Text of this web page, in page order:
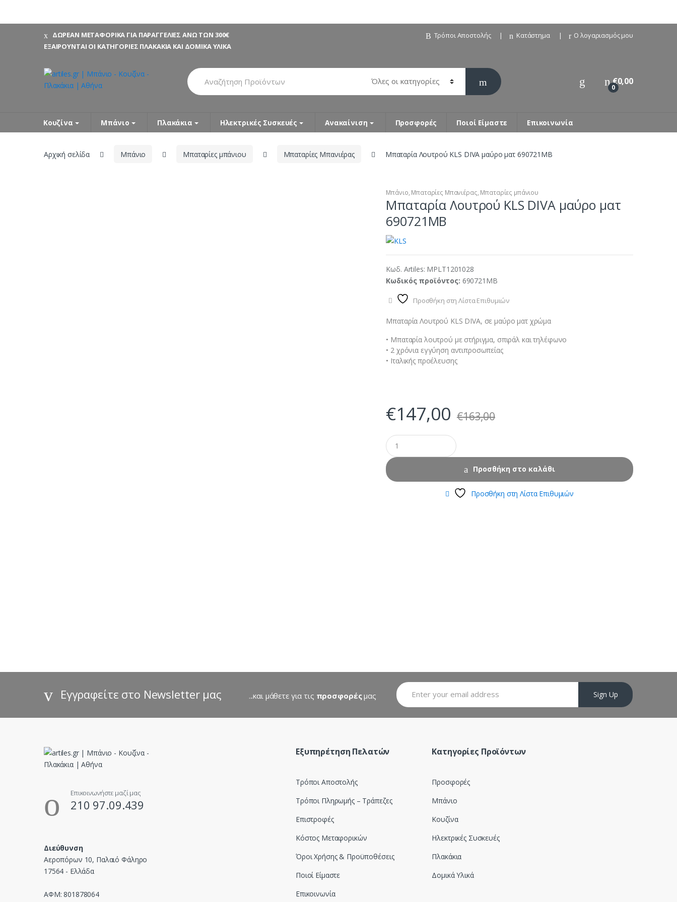
ΔΩΡΕΑΝ ΜΕΤΑΦΟΡΙΚΑ ΓΙΑ ΠΑΡΑΓΓΕΛΙΕΣ ΑΝΩ ΤΩΝ 300€
ΕΞΑΙΡΟΥΝΤΑΙ ΟΙ ΚΑΤΗΓΟΡΙΕΣ ΠΛΑΚΑΚΙΑ ΚΑΙ ΔΟΜΙΚΑ ΥΛΙΚΑ
Τρόποι Αποστολής Κατάστημα Ο λογαριασμός μου
Search
for:
0
€0,00
Κουζίνα Μπάνιο Πλακάκια Ηλεκτρικές Συσκευές Ανακαίνιση Προσφορές Ποιοί Είμαστε Επικοινωνία
Αρχική σελίδα Μπάνιο Μπαταρίες μπάνιου Μπαταρίες Μπανιέρας Μπαταρία Λουτρού KLS DIVA μαύρο ματ 690721MB
Μπάνιο, Μπαταρίες Μπανιέρας, Μπαταρίες μπάνιου
Μπαταρία Λουτρού KLS DIVA μαύρο ματ
690721MB
Κωδ. Artiles: MPLT1201028
Κωδικός προϊόντος: 690721MB
Προσθήκη στη Λίστα Επιθυμιών
Μπαταρία Λουτρού KLS DIVA, σε μαύρο ματ χρώμα
• Μπαταρία λουτρού με στήριγμα, σπιράλ και τηλέφωνο
• 2 χρόνια εγγύηση αντιπροσωπείας
• Ιταλικής προέλευσης
€147,00 €163,00
Προσθήκη στο καλάθι
Προσθήκη στη Λίστα Επιθυμιών
d
C
Εγγραφείτε στο Newsletter μας ...και μάθετε για τις προσφορέςμας Sign Up
Εξυπηρέτηση Πελατών
Τρόποι Αποστολής
Τρόποι Πληρωμής – Τράπεζες
Επιστροφές
Κόστος Μεταφορικών
Όροι Χρήσης & Προϋποθέσεις
Ποιοί Είμαστε
Επικοινωνία
Κατηγορίες Προϊόντων
Προσφορές
Μπάνιο
Κουζίνα
Ηλεκτρικές Συσκευές
Πλακάκια
Δομικά Υλικά
Επικοινωνήστε μαζί μας
210 97.09.439
Διεύθυνση
Αεροπόρων 10, Παλαιό Φάληρο
17564 - Ελλάδα
ΑΦΜ: 801878064